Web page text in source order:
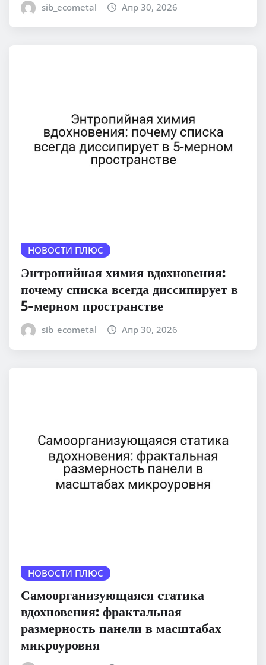
sib_ecometal Апр 30, 2026
НОВОСТИ ПЛЮС
Энтропийная химия вдохновения:
почему списка всегда диссипирует в
5-мерном пространстве
sib_ecometal Апр 30, 2026
НОВОСТИ ПЛЮС
Самоорганизующаяся статика
вдохновения: фрактальная
размерность панели в масштабах
микроуровня